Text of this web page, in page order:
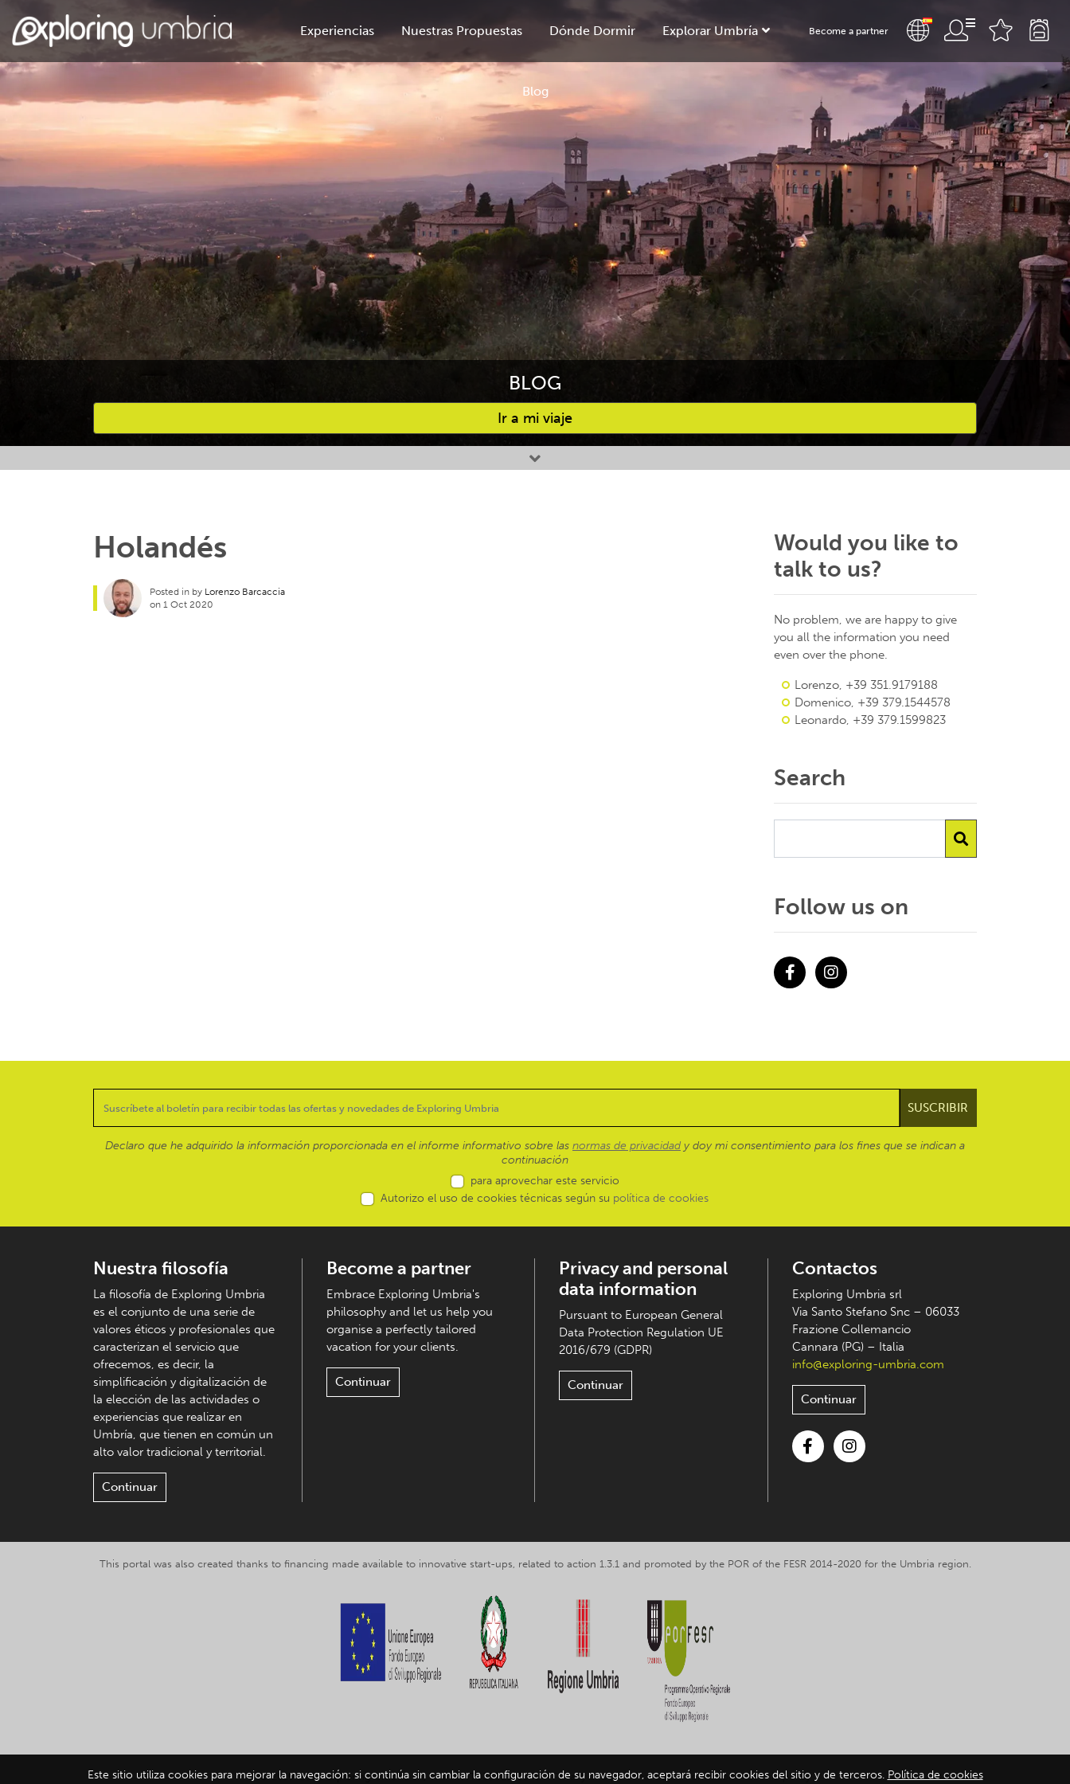
Experiencias Nuestras Propuestas Dónde Dormir Explorar Umbría
Blog
Become a partner
BLOG
Ir a mi viaje
Favourites
Holandés
Posted in by Lorenzo Barcaccia
on 1 Oct 2020
Would you like to
talk to us?
No problem, we are happy to give
you all the information you need
even over the phone.
Lorenzo, +39 351.9179188
Domenico, +39 379.1544578
Leonardo, +39 379.1599823
Search
Follow us on
Declaro que he adquirido la información proporcionada en el informe informativo sobre las normas de privacidad y doy mi consentimiento para los fines que se indican a
continuación
para aprovechar este servicio
Autorizo el uso de cookies técnicas según su política de cookies
Nuestra filosofía
La filosofía de Exploring Umbria
es el conjunto de una serie de
valores éticos y profesionales que
caracterizan el servicio que
ofrecemos, es decir, la
simplificación y digitalización de
la elección de las actividades o
experiencias que realizar en
Umbría, que tienen en común un
alto valor tradicional y territorial.
Continuar
Become a partner
Embrace Exploring Umbria's
philosophy and let us help you
organise a perfectly tailored
vacation for your clients.
Continuar
Privacy and personal
data information
Pursuant to European General
Data Protection Regulation UE
2016/679 (GDPR)
Continuar
Contactos
Exploring Umbria srl
Via Santo Stefano Snc – 06033
Frazione Collemancio
Cannara (PG) – Italia
info@exploring-umbria.com
Continuar
This portal was also created thanks to financing made available to innovative start-ups, related to action 1.3.1 and promoted by the POR of the FESR 2014-2020 for the Umbria region.
© 2019-2026 Exploring Umbria srl, VAT nr. IT03602120549 -Privacy and personal data information-Cookie policy
Este sitio utiliza cookies para mejorar la navegación: si continúa sin cambiar la configuración de su navegador, aceptará recibir cookies del sitio y de terceros. Política de cookies